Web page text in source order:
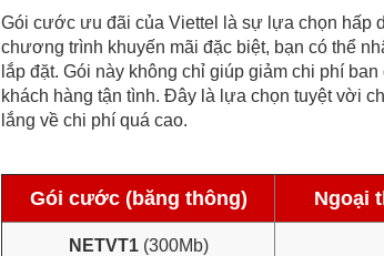
Gói cước ưu đãi của Viettel là sự lựa chọn hấp
chương trình khuyến mãi đặc biệt, bạn có thể
lắp đặt. Gói này không chỉ giúp giảm chi phí
khách hàng tận tình. Đây là lựa chọn tuyệt vời
lắng về chi phí quá cao.
Gói cước (băng thông) Ngoại
NETVT1 (300Mb)